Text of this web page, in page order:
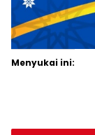
Menyukai ini: